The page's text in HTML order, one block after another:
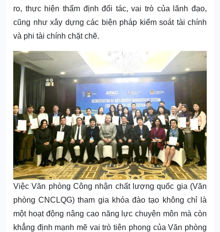
ro, thực hiện thẩm định đối tác, vai trò của lãnh đạo,
cũng như xây dựng các biện pháp kiểm soát tài chính
và phi tài chính chặt chẽ.
Việc Văn phòng Công nhận chất lượng quốc gia (Văn
phòng CNCLQG) tham gia khóa đào tạo không chỉ là
một hoạt động nâng cao năng lực chuyên môn mà còn
khẳng định mạnh mẽ vai trò tiên phong của Văn phòng